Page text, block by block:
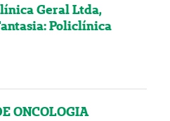
Geral Ltda,
Policlínica
ONCOLOGIA